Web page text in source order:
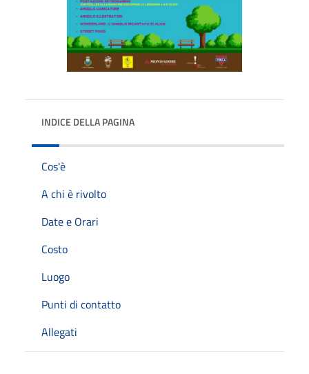
INDICE DELLA PAGINA
Cos'è
A chi è rivolto
Date e Orari
Costo
Luogo
Punti di contatto
Allegati